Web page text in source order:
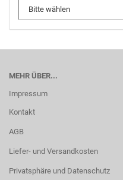
MEHR ÜBER...
Impressum
Kontakt
AGB
Liefer- und Versandkosten
Privatsphäre und Datenschutz